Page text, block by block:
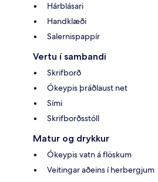
Hárblásari
Handklæði
Salernispappír
Vertu í sambandi
Skrifborð
Ókeypis þráðlaust net
Sími
Skrifborðsstóll
Matur og drykkur
Ókeypis vatn á flöskum
Veitingar aðeins í herbergjum